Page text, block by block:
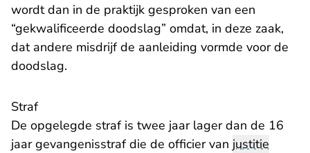
wordt dan in de praktijk gesproken van een
“gekwalificeerde doodslag” omdat, in deze zaak,
dat andere misdrijf de aanleiding vormde voor de
doodslag.
Straf
De opgelegde straf is twee jaar lager dan de 16
jaar gevangenisstraf die de officier van justitie